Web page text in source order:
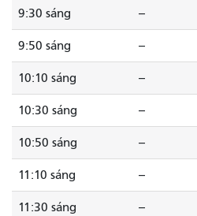
9:30 sáng --
9:50 sáng --
10:10 sáng --
10:30 sáng --
10:50 sáng --
11:10 sáng --
11:30 sáng --